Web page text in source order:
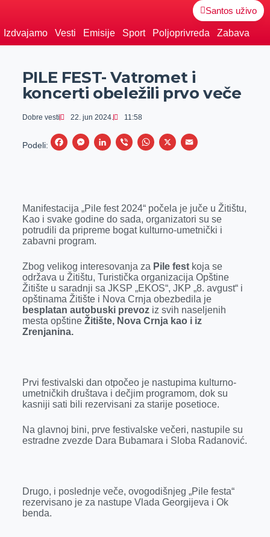
Santos uživo
Izdvajamo Vesti Emisije Sport Poljoprivreda Zabava
PILE FEST- Vatromet i
koncerti obeležili prvo veče
Dobre vesti 22. jun 2024. 11:58
Podeli:
F
b
o
o
M
e
n
g
r
L
e
d
V
r
W
s
A
p
X
E
l
Manifestacija „Pile fest 2024“ počela je juče u Žitištu,
Kao i svake godine do sada, organizatori su se
potrudili da pripreme bogat kulturno-umetnički i
zabavni program.
Zbog velikog interesovanja za Pile festkoja se
održava u Žitištu, Turistička organizacija Opštine
Žitište u saradnji sa JKSP „EKOS“, JKP „8. avgust“ i
opštinama Žitište i Nova Crnja obezbedila je
besplatan autobuski prevoziz svih naseljenih
mesta opštine Žitište, Nova Crnja kao i iz
Zrenjanina.
Prvi festivalski dan otpočeo je nastupima kulturno-
umetničkih društava i dečjim programom, dok su
kasniji sati bili rezervisani za starije posetioce.
Na glavnoj bini, prve festivalske večeri, nastupile su
estradne zvezde Dara Bubamara i Sloba Radanović.
Drugo, i poslednje veče, ovogodišnjeg „Pile festa“
rezervisano je za nastupe Vlada Georgijeva i Ok
benda.